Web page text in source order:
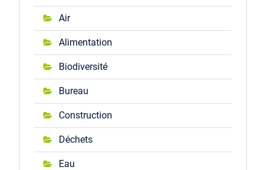
Air
Alimentation
Biodiversité
Bureau
Construction
Déchets
Eau